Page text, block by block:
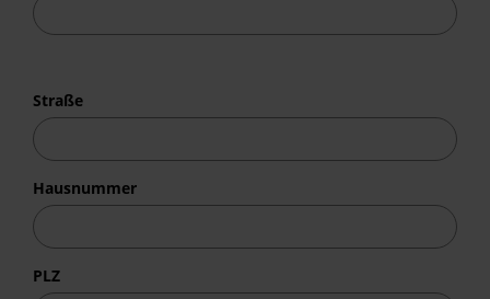
Straße
Hausnummer
PLZ